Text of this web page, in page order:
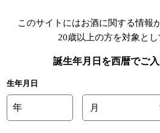
※店舗
このサイトにはお酒に関する情報
20歳以上の方を対象とし
誕生年月日を西暦でご入
生年月日
年 月